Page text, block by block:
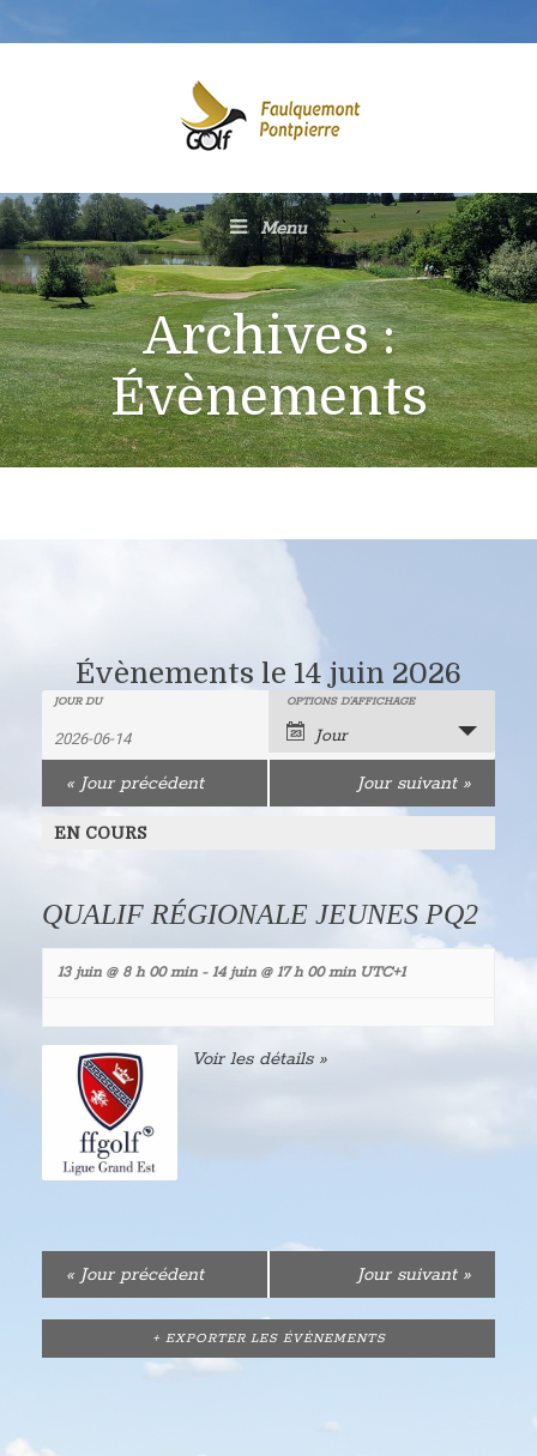
Menu
Archives :
Évènements
Évènements le 14 juin 2026
Recherche
et
navigation
vues
Évènements
Rechercher
Évènements
JOUR DU
Navigation
de
vues
OPTIONS D’AFFICHAGE
Jour
«Jour précédent Jour suivant »
EN COURS
QUALIF RÉGIONALE JEUNES PQ2
13 juin @ 8 h 00 min- 14 juin @ 17 h 00 min UTC+1
Voir les détails »
«Jour précédent Jour suivant »
+ EXPORTER LES ÉVÈNEMENTS